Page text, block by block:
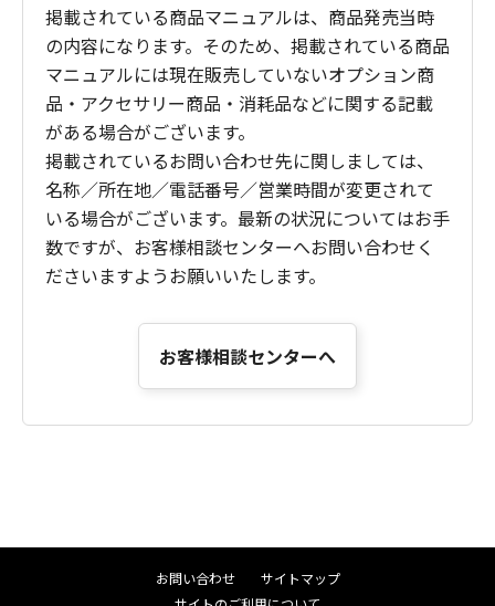
掲載されている商品マニュアルは、商品発売当時
の内容になります。そのため、掲載されている商品
マニュアルには現在販売していないオプション商
品・アクセサリー商品・消耗品などに関する記載
がある場合がございます。
掲載されているお問い合わせ先に関しましては、
名称／所在地／電話番号／営業時間が変更されて
いる場合がございます。最新の状況についてはお手
数ですが、お客様相談センターへお問い合わせく
ださいますようお願いいたします。
お客様相談センターへ
お問い合わせ
サイトマップ